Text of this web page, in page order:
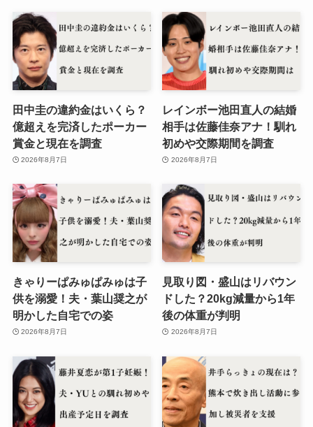
田中圭の違約金はいくら？
億超えを完済したポーカー
賞金と現在を調査
2026年8月7日
レインボー池田直人の結婚
相手は佐藤佳奈アナ！馴れ
初めや交際期間を調査
2026年8月7日
きゃりーぱみゅぱみゅは子
供を溺愛！夫・葉山奨之が
明かした自宅での姿
2026年8月7日
見取り図・盛山はリバウン
ドした？20kg減量から1年
後の体重が判明
2026年8月7日